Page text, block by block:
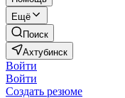
Ещё
Поиск
Ахтубинск
Войти
Войти
Создать резюме